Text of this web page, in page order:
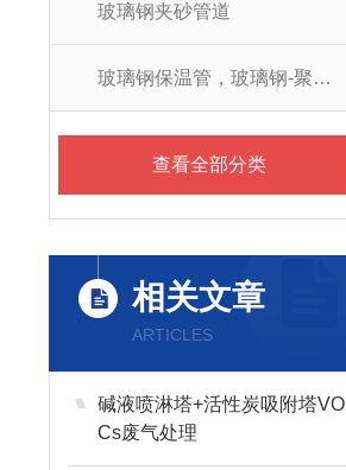
玻璃钢夹砂管道
玻璃钢保温管，玻璃钢-聚氨酯防腐保温管
查看全部分类
相关文章
ARTICLES
碱液喷淋塔+活性炭吸附塔VO
Cs废气处理